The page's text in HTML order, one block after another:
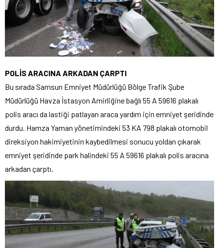
POLİS ARACINA ARKADAN ÇARPTI
Bu sırada Samsun Emniyet Müdürlüğü Bölge Trafik Şube
Müdürlüğü Havza İstasyon Amirliğine bağlı 55 A 59616 plakalı
polis aracı da lastiği patlayan araca yardım için emniyet şeridinde
durdu. Hamza Yaman yönetimindeki 53 KA 798 plakalı otomobil
direksiyon hakimiyetinin kaybedilmesi sonucu yoldan çıkarak
emniyet şeridinde park halindeki 55 A 59616 plakalı polis aracına
arkadan çarptı.